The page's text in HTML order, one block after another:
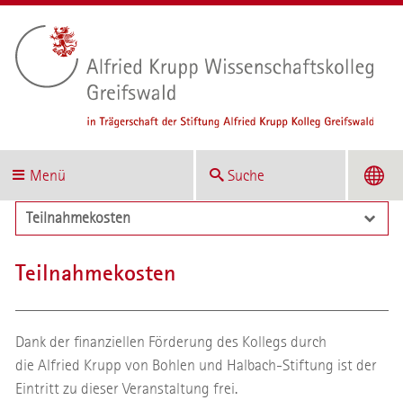
Menü Suche
Teilnahmekosten
Teilnahmekosten
Dank der finanziellen Förderung des Kollegs durch
die Alfried Krupp von Bohlen und Halbach-Stiftung ist der
Eintritt zu dieser Veranstaltung frei.